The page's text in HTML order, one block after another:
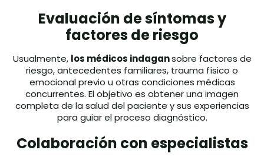
Evaluación de síntomas y
factores de riesgo
Usualmente, los médicos indagansobre factores de
riesgo, antecedentes familiares, trauma físico o
emocional previo u otras condiciones médicas
concurrentes. El objetivo es obtener una imagen
completa de la salud del paciente y sus experiencias
para guiar el proceso diagnóstico.
Colaboración con especialistas